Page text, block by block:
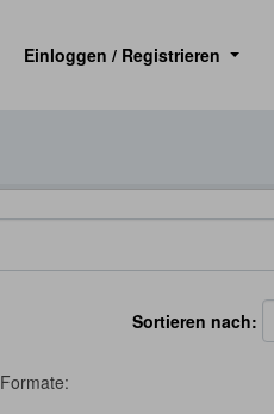
Einloggen / Registrieren
Sortieren nach
Formate: